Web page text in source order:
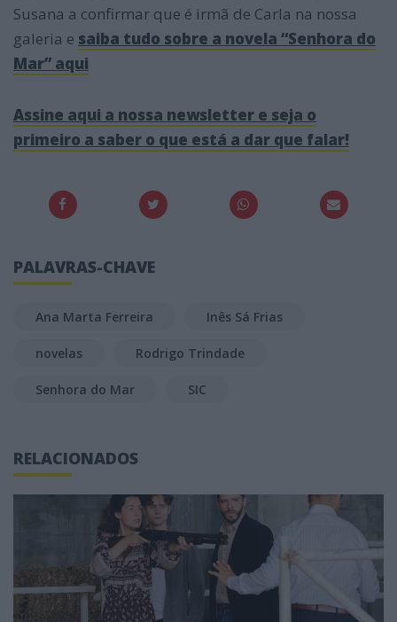
Susana a confirmar que é irmã de Carla na nossa
galeria e saiba tudo sobre a novela “Senhora do
Mar” aqui
Assine aqui a nossa newsletter e seja o
primeiro a saber o que está a dar que falar!
PALAVRAS-CHAVE
Ana Marta Ferreira Inês Sá Frias
novelas Rodrigo Trindade
Senhora do Mar SIC
RELACIONADOS